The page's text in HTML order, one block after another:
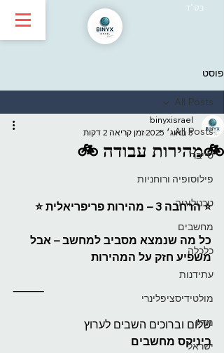
בס״ד
פוסט
All Posts
סייבר
פילוסופיה ורוחניות
טכנולוגיה
מחשבים
כלכלה
עתידנות
מולטידיסציפלינרי
מדע
ישראל
All Posts
🚲מהירות עבודה 🚲
binyxisrael
3 באוג׳ 2025
זמן קריאה 2 דקות
⭐️ הרחבה 3 – מהירות פריפריאלית ⭐️
כל מה שנמצא מסביב למחשב – אבל
משפיע חזק על המהירות
⸻
שלום וברוכים השבים לערוץ
ביניקס מחשבים